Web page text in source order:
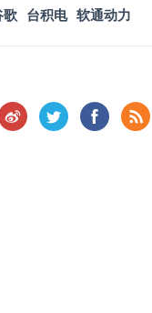
歌 台积电 软通动力